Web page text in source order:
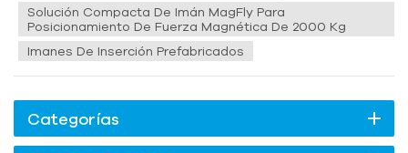
Solución Compacta De Imán MagFly Para
Posicionamiento De Fuerza Magnética De 2000 Kg
Imanes De Inserción Prefabricados
Categorías